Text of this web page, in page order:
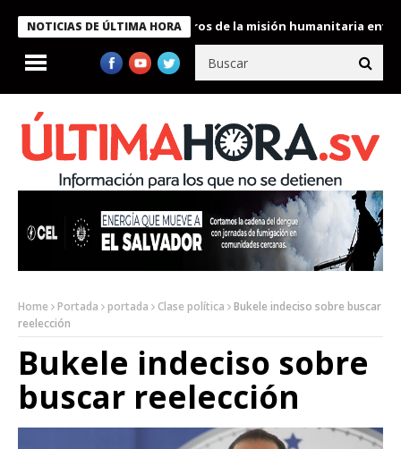
NOTICIAS DE ÚLTIMA HORA
condecora a miembros de la misión humanitaria enviada a
Home Portada portada Clase política
Bukele indeciso sobre buscar
reelección
Bukele indeciso sobre
buscar reelección